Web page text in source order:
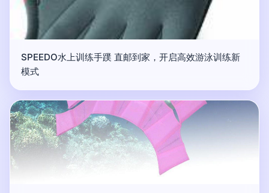
SPEEDO水上训练手蹼 直邮到家，开启高效游泳训练新
模式